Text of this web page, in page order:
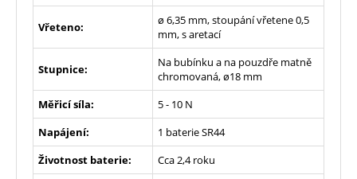
Vřeteno:
ø 6,35 mm, stoupání vřetene 0,5
mm, s aretací
Stupnice:
Na bubínku a na pouzdře matně
chromovaná, ø18 mm
Měřicí síla:
5 - 10 N
Napájení:
1 baterie SR44
Životnost baterie:
Cca 2,4 roku